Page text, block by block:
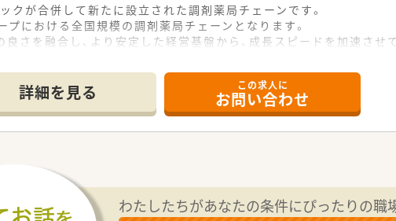
が合併して新たに設立された調剤薬局チェーンです。
における全国規模の調剤薬局チェーンとなります。
さを融合し、より安定した経営基盤から、成長スピードを加速させて
・自宅通勤の4コースを用意。
方には充実の住宅補助制度が適用されます。
自己負担はほとんどありません。
短勤務はお子様が小学3年生終了時まで。
制度の用意あり。
コントローラー制度を導入し、調剤過誤防止に向けた取り組みにも積
ャリアパスが目指せる環境です。
ら働きたい方、キャリアを磨きたい方皆様にお勧めです。
詳細を見る この求人に
お問い合わせ
わたしたちがあなたの条件にぴったりの職